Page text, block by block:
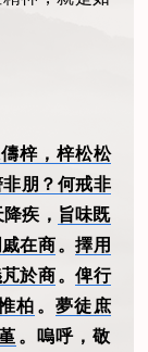
梓，梓松松
非朋？何戒非
疾， 旨味既
在商。擇用
於商。俾行
柏 。夢徒庶
。嗚呼，敬